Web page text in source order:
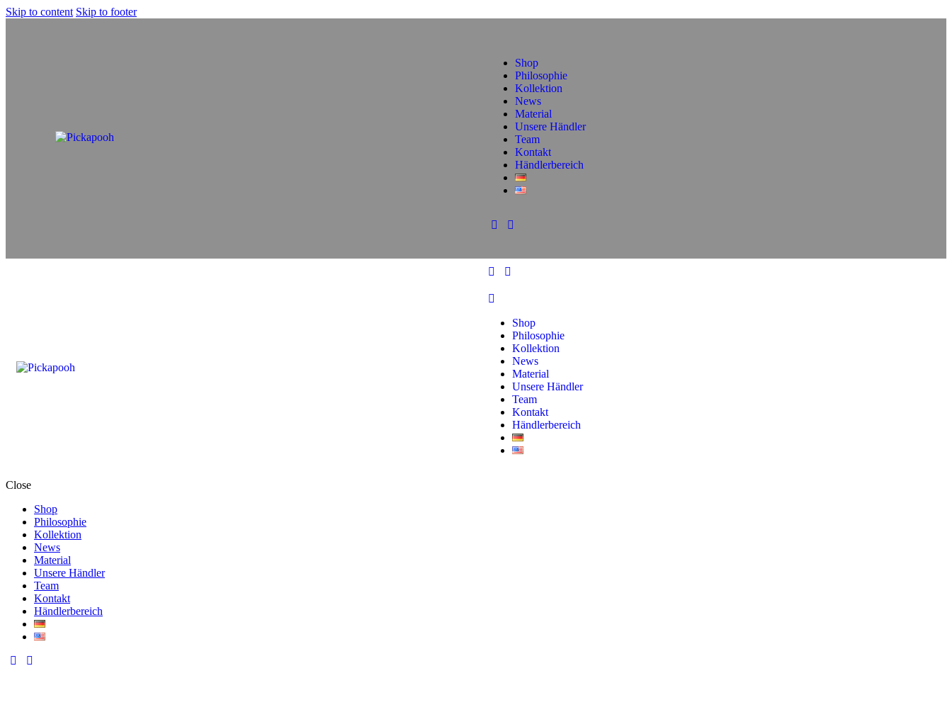
Skip to content Skip to footer
Shop
Philosophie
Kollektion
News
Material
Unsere Händler
Team
Kontakt
Händlerbereich
Shop
Philosophie
Kollektion
News
Material
Unsere Händler
Team
Kontakt
Händlerbereich
Close
Shop
Philosophie
Kollektion
News
Material
Unsere Händler
Team
Kontakt
Händlerbereich